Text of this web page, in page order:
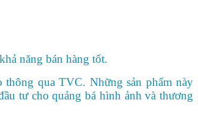
năng bán hàng tốt.
thông qua TVC. Những sản phẩm này
tư cho quảng bá hình ảnh và thương